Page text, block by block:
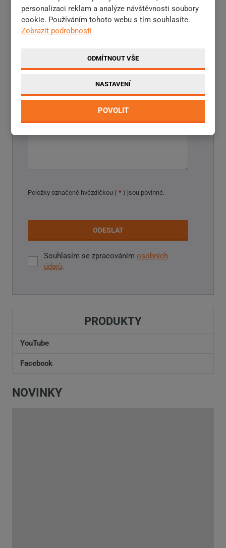
Telefon
Položky označené hvězdičkou ( * ) jsou povinné.
ODESLAT
Souhlasím
osobních
Souhlasím se zpracováním osobních
údajů.
odeslat.
PRODUKTY
YouTube
Facebook
NOVINKY
personalizaci reklam a analýze návštěvnosti soubory
cookie. Používáním tohoto webu s tím souhlasíte.
Zobrazit podrobnosti
ODMÍTNOUT VŠE
NASTAVENÍ
POVOLIT